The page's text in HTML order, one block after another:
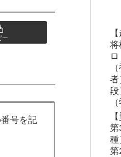
ー
号を記
将
者
段
第
種
第